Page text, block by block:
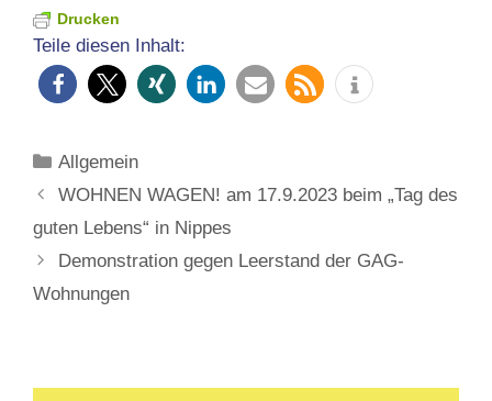
Drucken
Teile diesen Inhalt:
Kategorien
Allgemein
WOHNEN WAGEN! am 17.9.2023 beim „Tag des
guten Lebens“ in Nippes
Demonstration gegen Leerstand der GAG-
Wohnungen